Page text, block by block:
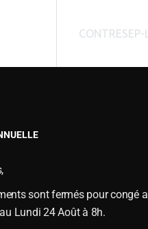
ET ÉTRAVES TYPE
TYPE BONNEL
CONTRESEP
sont fermés pour congé
Lundi 24 Août à 8h.